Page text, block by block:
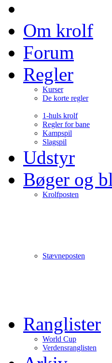
Om krolf
Forum
Regler
Kurser
De korte regler
1-huls krolf
Regler for bane
Kampspil
Slagspil
Udstyr
Bøger og
Krolfposten
Stævneposten
Ranglister
World Cup
Verdensranglisten